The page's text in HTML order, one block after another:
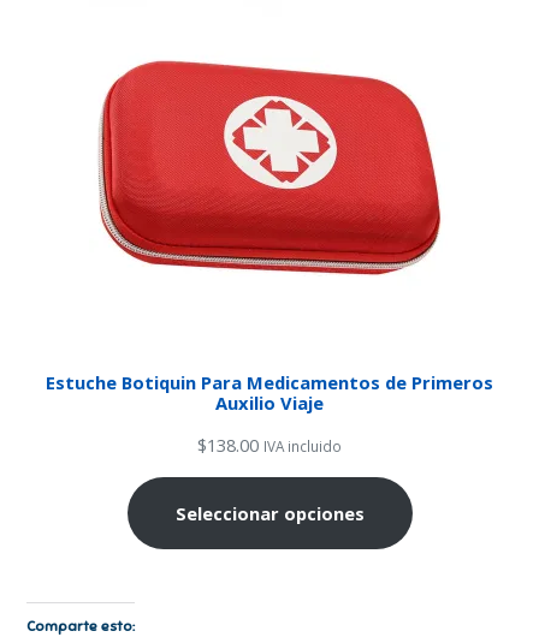
Estuche Botiquin Para Medicamentos de Primeros
Auxilio Viaje
$138.00 IVA incluido
Seleccionar opciones
Comparte esto: